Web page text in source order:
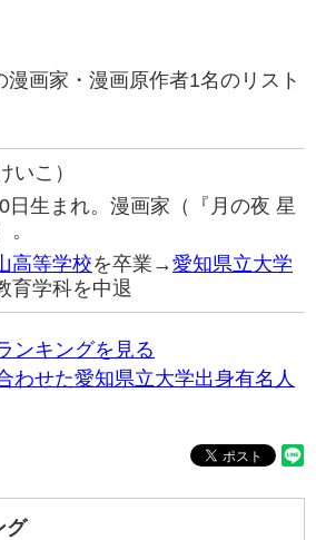
画家・漫画原作者1名のリスト
いこ）
日生まれ。漫画家（『月の夜 星
高等学校を卒業→愛知県立大学
育学科を中退
ンキングを見る
わせた愛知県立大学出身有名人
グ